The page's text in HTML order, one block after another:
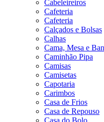
Cabeleireiros
Cafeteria
Cafeteria
Calçados e Bolsas
Calhas
Cama, Mesa e
Caminhão Pipa
Camisas
Camisetas
Capotaria
Carimbos
Casa de Frios
Casa de Repouso
Casa do Bolo